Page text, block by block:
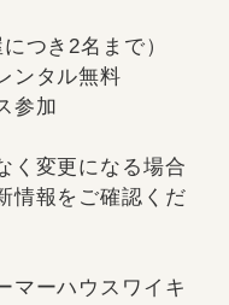
つき2名まで）
ンタル無料
参加
く変更になる場合
情報をご確認くだ
マーハウスワイキ